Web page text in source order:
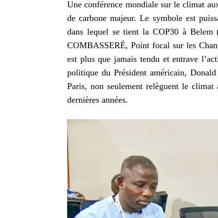
Une conférence mondiale sur le climat
de carbone majeur. Le symbole est
dans lequel se tient la COP30 à
COMBASSERÉ, Point focal sur les
est plus que jamais tendu et entrave
politique du Président américain,
Paris, non seulement relèguent le climat
dernières années.